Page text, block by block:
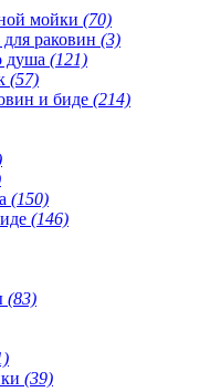
мойки (70)
раковин (3)
душа (121)
(57)
и биде (214)
(150)
(146)
(83)
(39)